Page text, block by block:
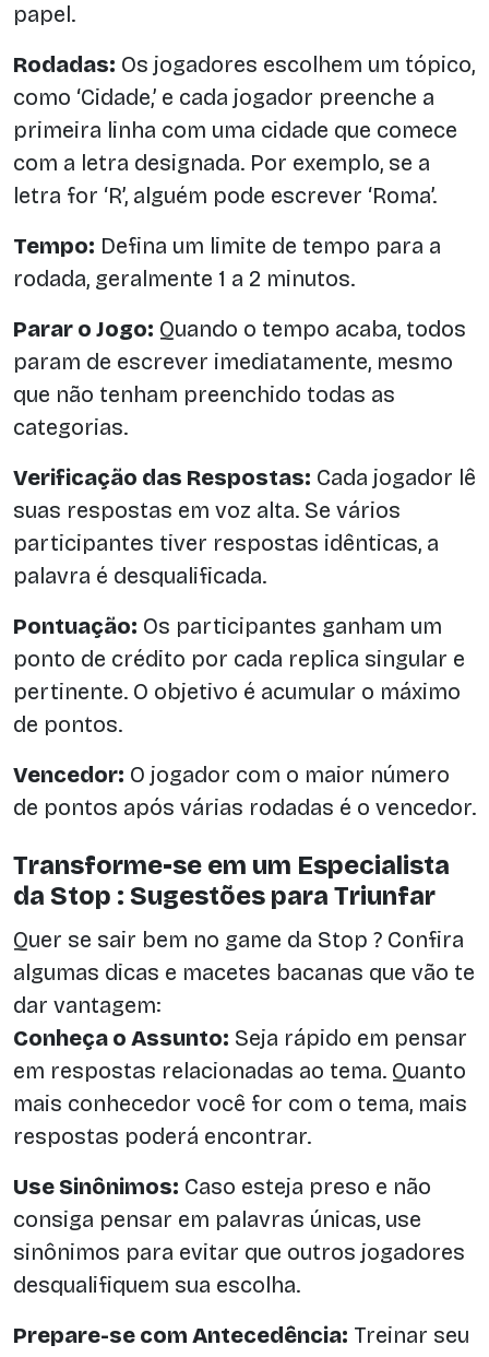
papel.
Rodadas: Os jogadores escolhem um tópico,
como ‘Cidade,’ e cada jogador preenche a
primeira linha com uma cidade que comece
com a letra designada. Por exemplo, se a
letra for ‘R’, alguém pode escrever ‘Roma’.
Tempo: Defina um limite de tempo para a
rodada, geralmente 1 a 2 minutos.
Parar o Jogo: Quando o tempo acaba, todos
param de escrever imediatamente, mesmo
que não tenham preenchido todas as
categorias.
Verificação das Respostas: Cada jogador lê
suas respostas em voz alta. Se vários
participantes tiver respostas idênticas, a
palavra é desqualificada.
Pontuação: Os participantes ganham um
ponto de crédito por cada replica singular e
pertinente. O objetivo é acumular o máximo
de pontos.
Vencedor: O jogador com o maior número
de pontos após várias rodadas é o vencedor.
Transforme-se em um Especialista
da Stop : Sugestões para Triunfar
Quer se sair bem no game da Stop ? Confira
algumas dicas e macetes bacanas que vão te
dar vantagem:
Conheça o Assunto: Seja rápido em pensar
em respostas relacionadas ao tema. Quanto
mais conhecedor você for com o tema, mais
respostas poderá encontrar.
Use Sinônimos: Caso esteja preso e não
consiga pensar em palavras únicas, use
sinônimos para evitar que outros jogadores
desqualifiquem sua escolha.
Prepare-se com Antecedência: Treinar seu